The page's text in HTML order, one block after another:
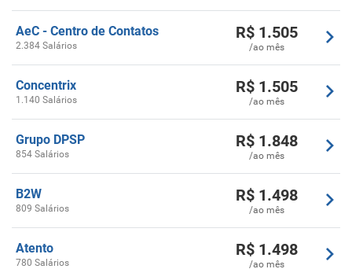
AeC - Centro de Contatos
2.384 Salários
R$1.505
/ao mês
Concentrix
1.140 Salários
R$1.505
/ao mês
Grupo DPSP
854 Salários
R$1.848
/ao mês
B2W
809 Salários
R$1.498
/ao mês
Atento
780 Salários
R$1.498
/ao mês